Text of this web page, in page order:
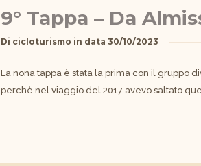
9° Tappa – Da
Di cicloturismo in data 30/10/2023
La nona tappa è stata la prima con il gruppo
perchè nel viaggio del 2017 avevo saltato